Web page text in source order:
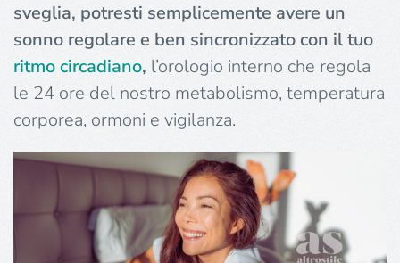
sveglia, potresti semplicemente avere un
sonno regolare e ben sincronizzato con il tuo
ritmocircadiano, l’orologio interno che regola
le 24 ore del nostro metabolismo, temperatura
corporea, ormoni e vigilanza.